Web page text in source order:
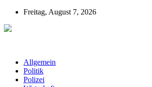
Freitag, August 7, 2026
Allgemein
Politik
Polizei